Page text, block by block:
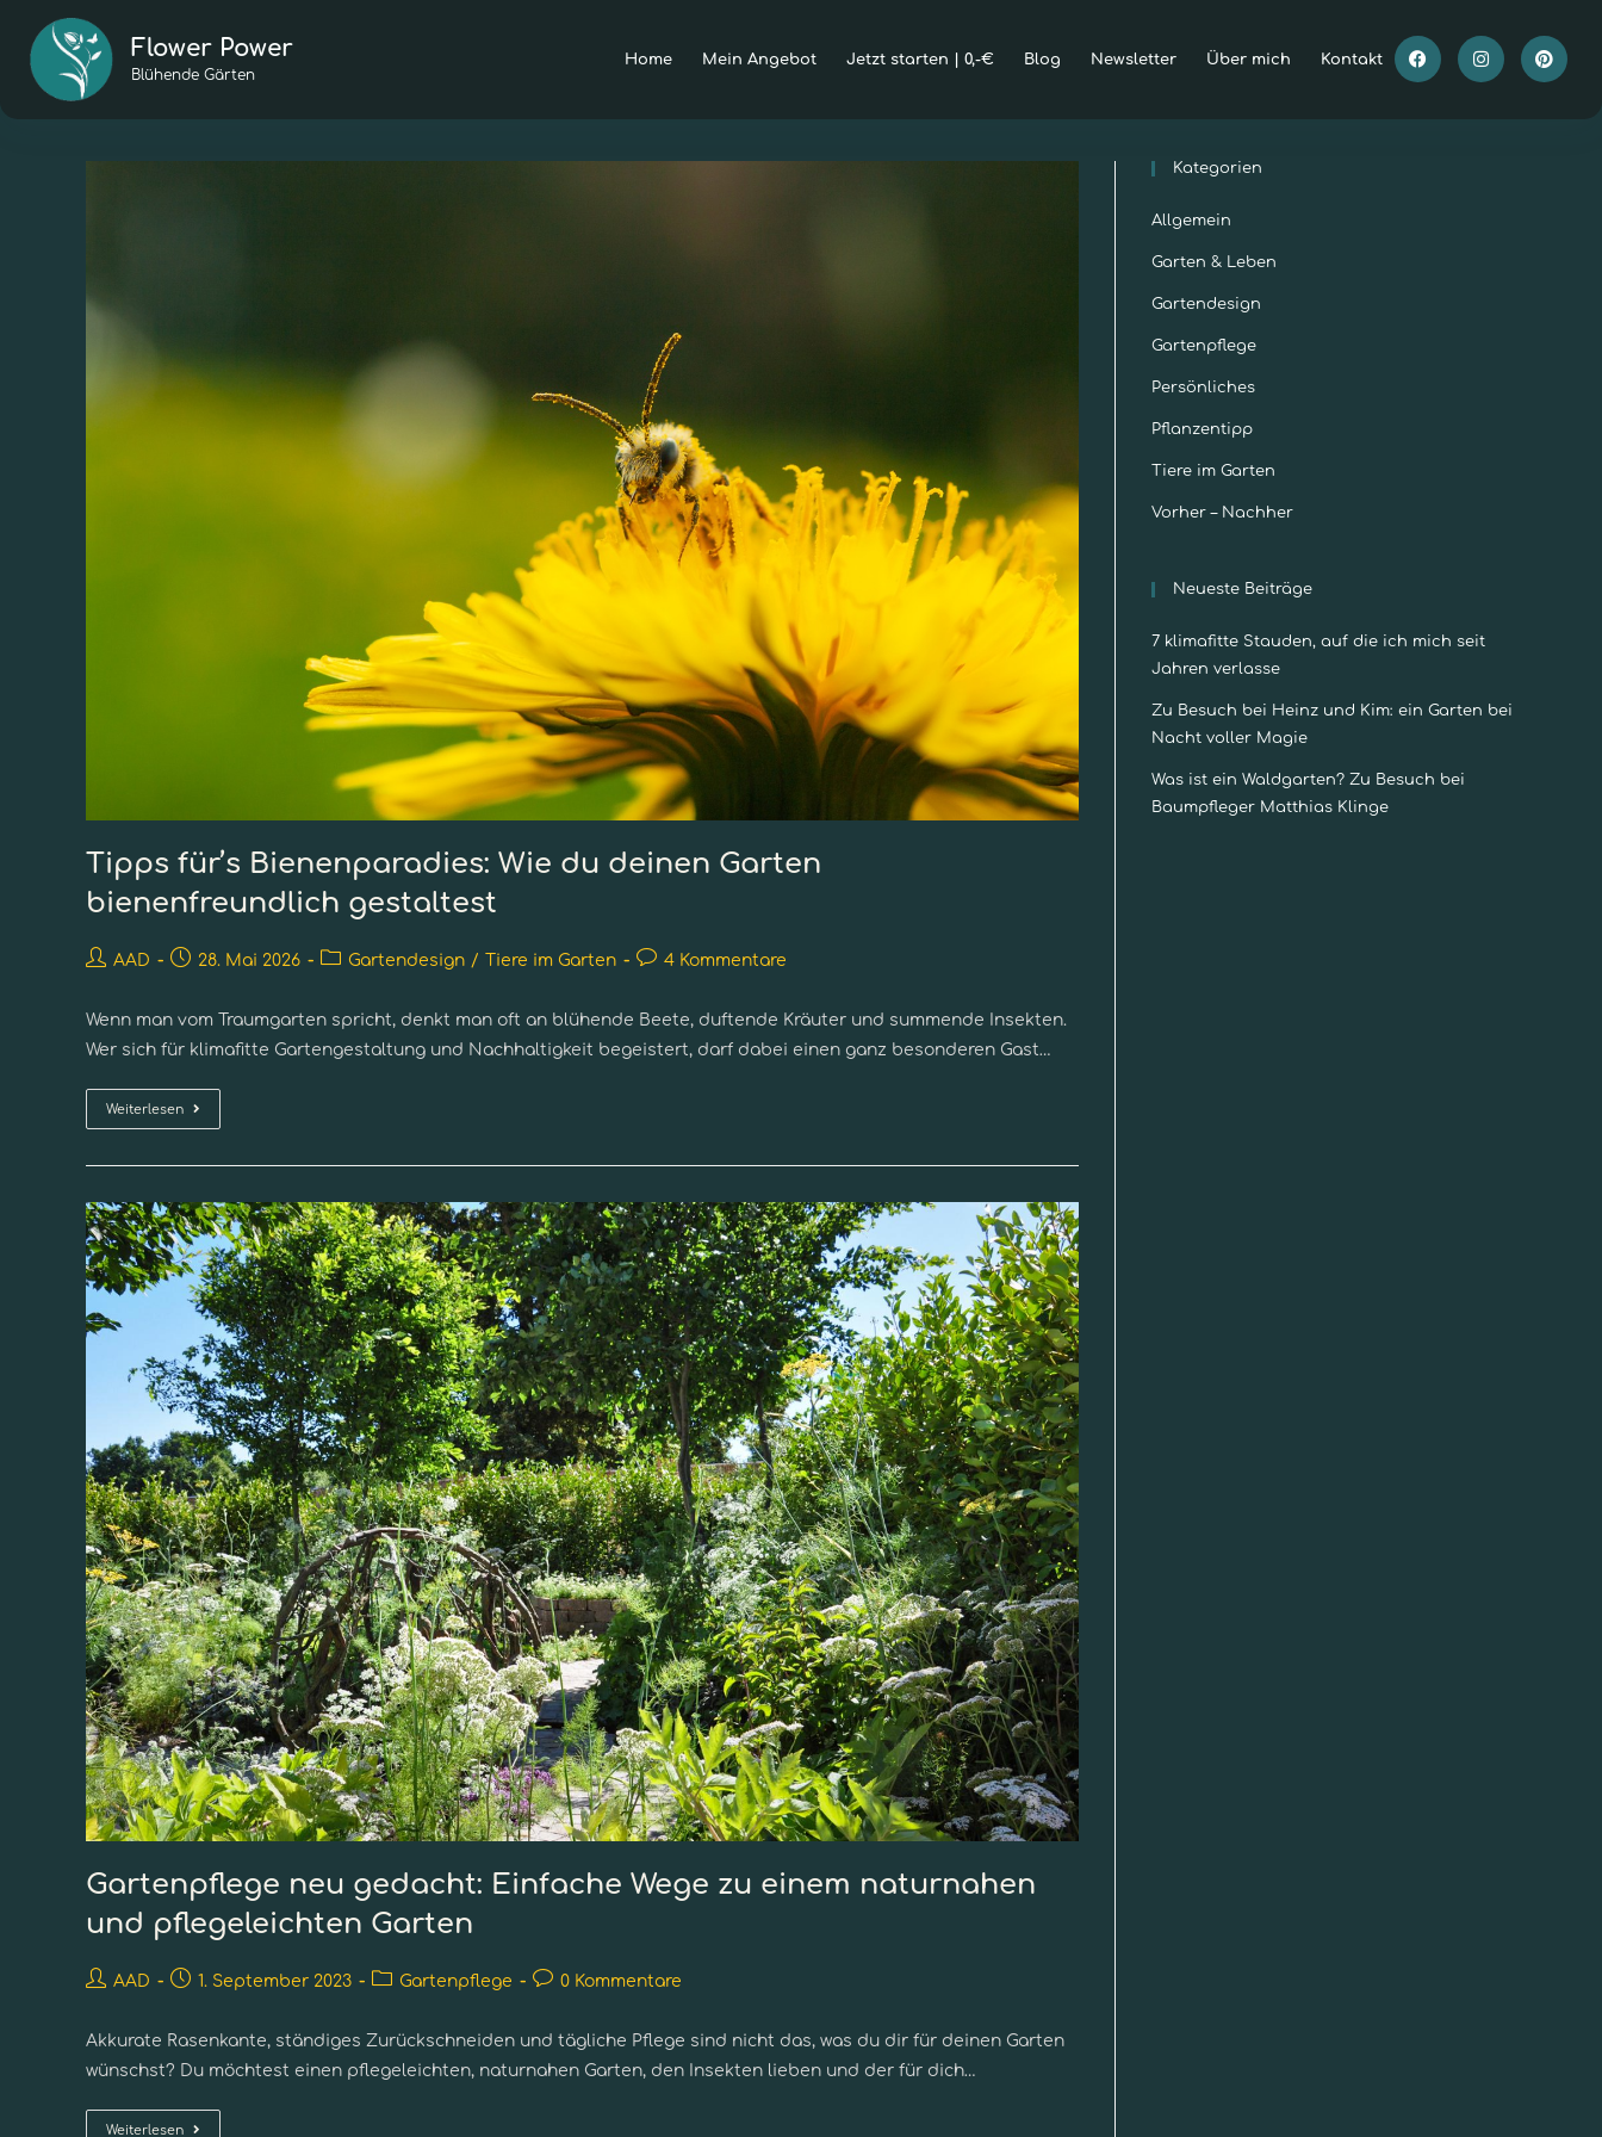
Flower Power
Blühende Gärten
Home Mein Angebot Jetzt starten | 0,-€ Blog Newsletter Über mich Kontakt
Tipps für’s Bienenparadies: Wie du deinen Garten
bienenfreundlich gestaltest
AAD 28. Mai 2026 Gartendesign / Tiere im Garten 4 Kommentare
Wenn man vom Traumgarten spricht, denkt man oft an blühende Beete, duftende Kräuter und summende Insekten.
Wer sich für klimafitte Gartengestaltung und Nachhaltigkeit begeistert, darf dabei einen ganz besonderen Gast…
Weiterlesen
Gartenpflege neu gedacht: Einfache Wege zu einem naturnahen
und pflegeleichten Garten
AAD 1. September 2023 Gartenpflege 0 Kommentare
Akkurate Rasenkante, ständiges Zurückschneiden und tägliche Pflege sind nicht das, was du dir für deinen Garten
wünschst? Du möchtest einen pflegeleichten, naturnahen Garten, den Insekten lieben und der für dich…
Weiterlesen
Kategorien
Allgemein
Garten & Leben
Gartendesign
Gartenpflege
Persönliches
Pflanzentipp
Tiere im Garten
Vorher – Nachher
Neueste Beiträge
7 klimafitte Stauden, auf die ich mich seit
Jahren verlasse
Zu Besuch bei Heinz und Kim: ein Garten bei
Nacht voller Magie
Was ist ein Waldgarten? Zu Besuch bei
Baumpfleger Matthias Klinge